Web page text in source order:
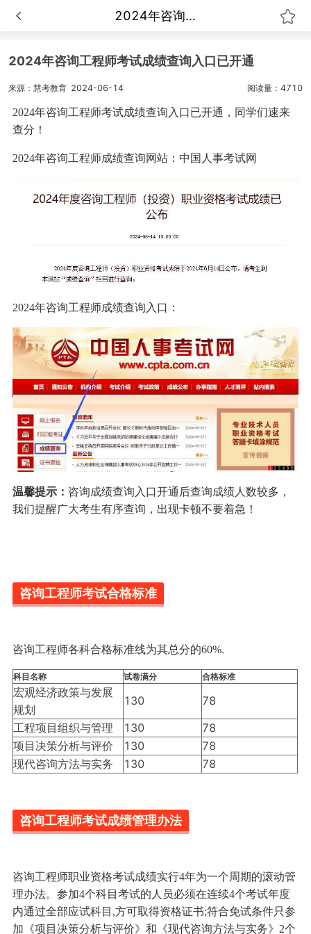
2024年咨询...
2024年咨询工程师考试成绩查询入口已开通
来源：慧考教育 2024-06-14 阅读量：4710
2024年咨询工程师考试成绩查询入口已开通，同学们速来
查分！
2024年咨询工程师成绩查询网站：中国人事考试网
2024年咨询工程师成绩查询入口：
温馨提示： 咨询成绩查询入口开通后查询成绩人数较多，
我们提醒广大考生有序查询，出现卡顿不要着急！
咨询工程师考试合格标准
咨询工程师各科合格标准线为其总分的60%.
科目名称 试卷满分 合格标准
宏观经济政策与发展
规划
130
78
工程项目组织与管理
130
78
项目决策分析与评价
130
78
现代咨询方法与实务
130 78
咨询工程师考试成绩管理办法
咨询工程师职业资格考试成绩实行4年为一个周期的滚动管
理办法。参加4个科目考试的人员必须在连续4个考试年度
内通过全部应试科目,方可取得资格证书;符合免试条件只参
加《项目决策分析与评价》和《现代咨询方法与实务》2个